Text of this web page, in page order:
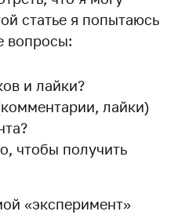
статье я попытаюсь
вопросы:
и лайки?
лайки)
чтобы получить
«эксперимент»